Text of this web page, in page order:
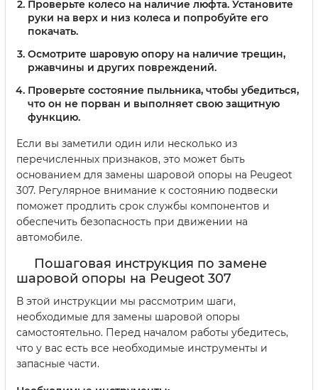
Проверьте колесо на наличие люфта. Установите
руки на верх и низ колеса и попробуйте его
покачать.
Осмотрите шаровую опору на наличие трещин,
ржавчины и других повреждений.
Проверьте состояние пыльника, чтобы убедиться,
что он не порван и выполняет свою защитную
функцию.
Если вы заметили один или несколько из
перечисленных признаков, это может быть
основанием для замены шаровой опоры на Peugeot
307. Регулярное внимание к состоянию подвески
поможет продлить срок службы компонентов и
обеспечить безопасность при движении на
автомобиле.
Пошаговая инструкция по замене
шаровой опоры на Peugeot 307
В этой инструкции мы рассмотрим шаги,
необходимые для замены шаровой опоры
самостоятельно. Перед началом работы убедитесь,
что у вас есть все необходимые инструменты и
запасные части.